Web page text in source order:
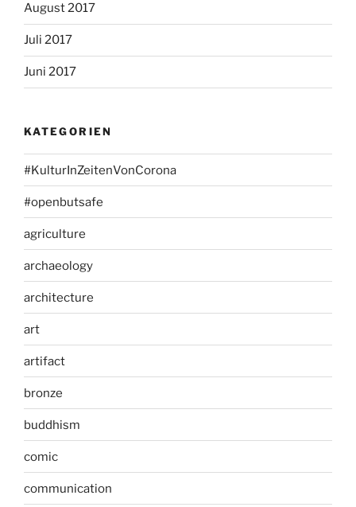
August 2017
Juli 2017
Juni 2017
KATEGORIEN
#KulturInZeitenVonCorona
#openbutsafe
agriculture
archaeology
architecture
art
artifact
bronze
buddhism
comic
communication